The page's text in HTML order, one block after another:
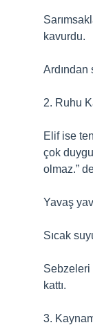
kavurdu.
Ardından
2. Ruhu
Elif ise
çok
olmaz.”
Yavaş
Sıcak
Sebzeleri
kattı.
3.